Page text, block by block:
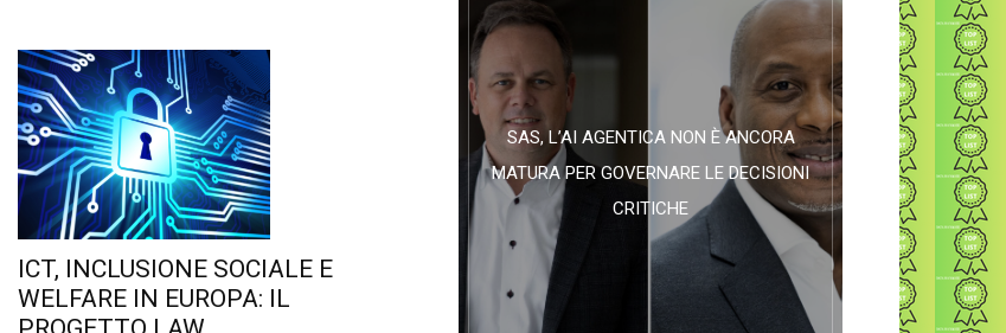
ICT, INCLUSIONE SOCIALE E
WELFARE IN EUROPA: IL
SAS, L’AI AGENTICA NON È ANCORA
MATURA PER GOVERNARE LE DECISIONI
CRITICHE